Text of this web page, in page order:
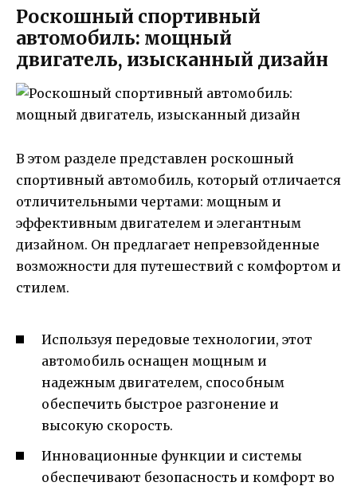
Роскошный спортивный
автомобиль: мощный
двигатель, изысканный дизайн
В этом разделе представлен роскошный
спортивный автомобиль, который отличается
отличительными чертами: мощным и
эффективным двигателем и элегантным
дизайном. Он предлагает непревзойденные
возможности для путешествий с комфортом и
стилем.
Используя передовые технологии, этот
автомобиль оснащен мощным и
надежным двигателем, способным
обеспечить быстрое разгонение и
высокую скорость.
Инновационные функции и системы
обеспечивают безопасность и комфорт во